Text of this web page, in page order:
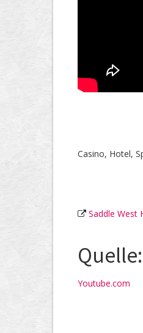
Casino, Hotel,
Saddle West
Quelle:
Youtube.com